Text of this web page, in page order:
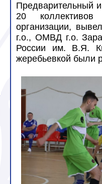
Предварительный
20 коллективов
организации,
г.о., ОМВД г.о.
России им. В.Я.
жеребьевкой были